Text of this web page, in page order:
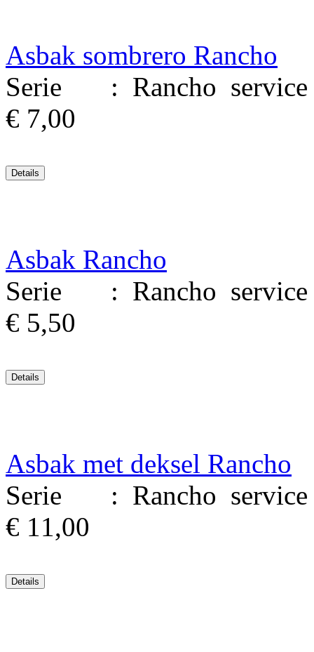
Asbak sombrero Rancho
Serie : Rancho service
€ 7,00
Asbak Rancho
Serie : Rancho service
€ 5,50
Asbak met deksel Rancho
Serie : Rancho service
€ 11,00